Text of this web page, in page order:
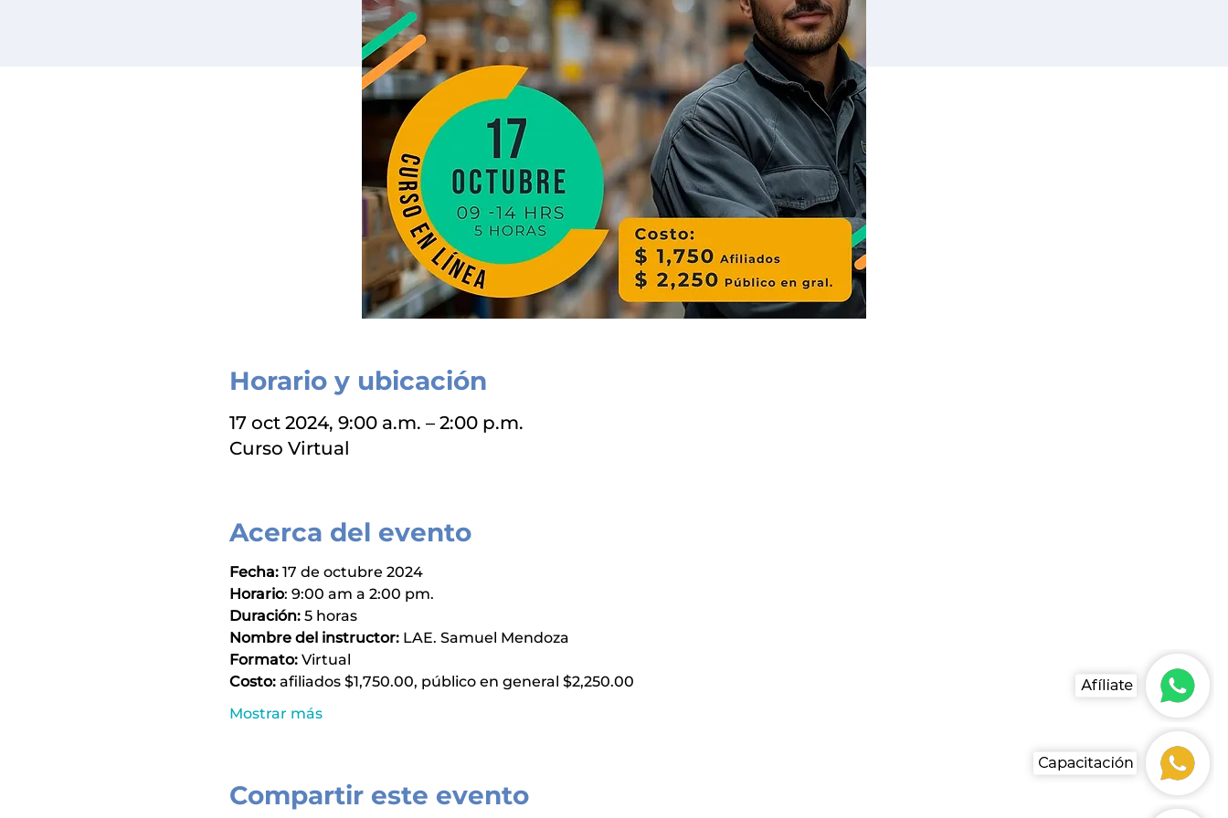
Horario y ubicación
17 oct 2024, 9:00 a.m. – 2:00 p.m.
Curso Virtual
Acerca del evento
Fecha: 17 de octubre 2024
Horario: 9:00 am a 2:00 pm.
Duración: 5 horas
Nombre del instructor: LAE. Samuel Mendoza
Formato: Virtual
Costo: afiliados $1,750.00, público en general $2,250.00
Mostrar más
Compartir este evento